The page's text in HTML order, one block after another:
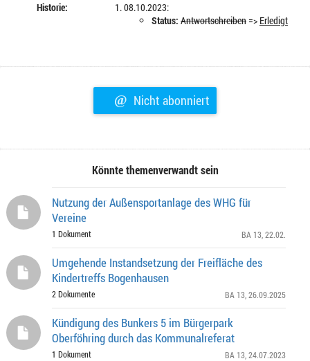
Historie:
08.10.2023:
Status: Antwortschreiben=> Erledigt
@ Nicht abonniert
Könnte themenverwandt sein
Nutzung der Außensportanlage des WHG für
Vereine
1 Dokument BA 13 , 22.02.
Umgehende Instandsetzung der Freifläche des
Kindertreffs Bogenhausen
2 Dokumente BA 13 , 26.09.2025
Kündigung des Bunkers 5 im Bürgerpark
Oberföhring durch das Kommunalreferat
1 Dokument BA 13 , 24.07.2023